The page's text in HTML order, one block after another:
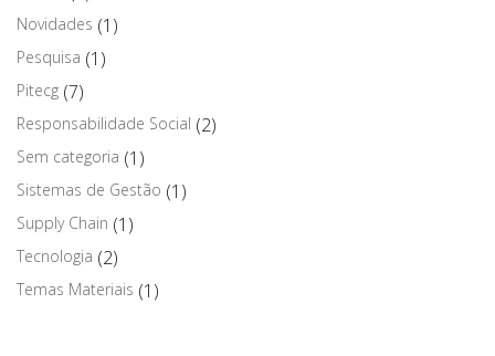
Novidades (1)
Pesquisa (1)
Pitecg (7)
Responsabilidade Social (2)
Sem categoria (1)
Sistemas de Gestão (1)
Supply Chain (1)
Tecnologia (2)
Temas Materiais (1)